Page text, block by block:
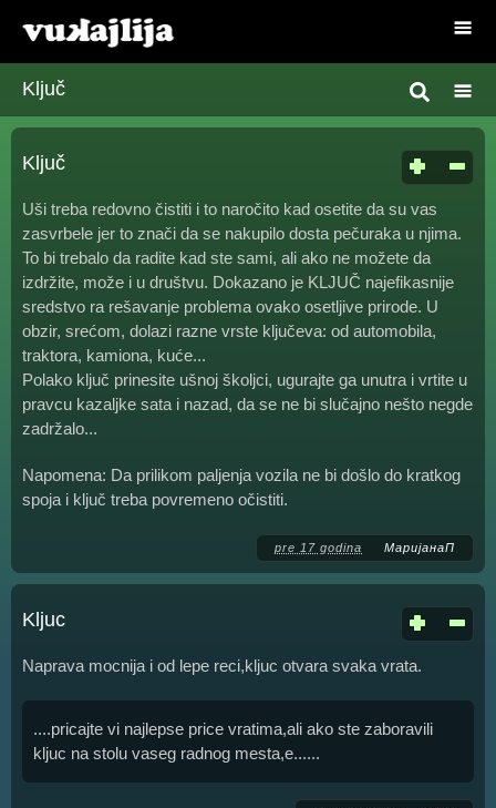
Ključ
Ključ
Uši treba redovno čistiti i to naročito kad osetite da su vas
zasvrbele jer to znači da se nakupilo dosta pečuraka u njima.
To bi trebalo da radite kad ste sami, ali ako ne možete da
izdržite, može i u društvu. Dokazano je KLJUČ najefikasnije
sredstvo ra rešavanje problema ovako osetljive prirode. U
obzir, srećom, dolazi razne vrste ključeva: od automobila,
traktora, kamiona, kuće...
Polako ključ prinesite ušnoj školjci, ugurajte ga unutra i vrtite u
pravcu kazaljke sata i nazad, da se ne bi slučajno nešto negde
zadržalo...
Napomena: Da prilikom paljenja vozila ne bi došlo do kratkog
spoja i ključ treba povremeno očistiti.
pre 17 godina МаријанаП
Kljuc
Naprava mocnija i od lepe reci,kljuc otvara svaka vrata.
....pricajte vi najlepse price vratima,ali ako ste zaboravili
kljuc na stolu vaseg radnog mesta,e......